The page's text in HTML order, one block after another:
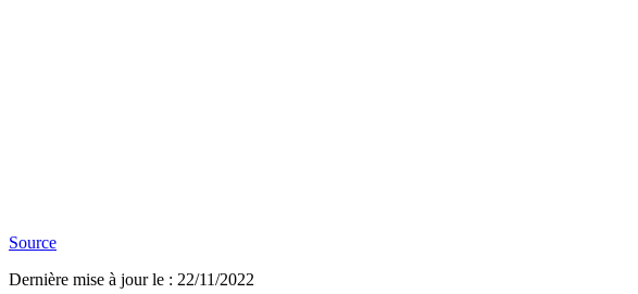
Source
Dernière mise à jour le : 22/11/2022